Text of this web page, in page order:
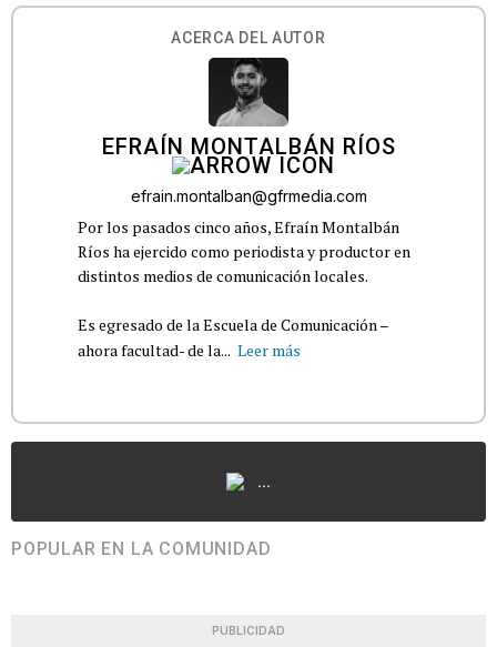
ACERCA DEL AUTOR
EFRAÍN MONTALBÁN RÍOS
efrain.montalban@gfrmedia.com
Por los pasados cinco años, Efraín Montalbán
Ríos ha ejercido como periodista y productor en
distintos medios de comunicación locales.
Es egresado de la Escuela de Comunicación –
ahora facultad- de la... Leer más
...
POPULAR EN LA COMUNIDAD
PUBLICIDAD